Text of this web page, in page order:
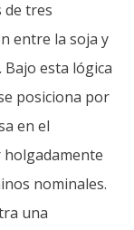
de tres
entre la soja y
esta lógica
posiciona por
en el
holgadamente
nominales.
una